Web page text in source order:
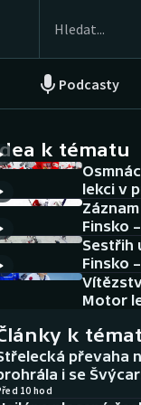
Podcasty
NEPŘEHLÉDNĚTE
Historické
Aplikace ČT
AZ kvíz
k tématu
lekci v
Finsko
Sestřih
Finsko
Motor
k
převaha
i se
10 hod